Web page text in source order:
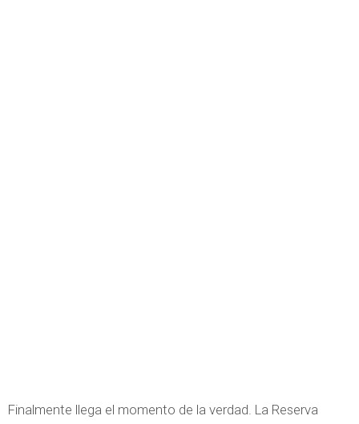
Finalmente llega el momento de la verdad. La Reserva